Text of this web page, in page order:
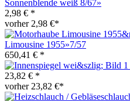
Sonnenblende weiß 8/67»
2,98 € *
vorher 2,98 €*
Limousine 1955»7/57
650,41 € *
23,82 € *
vorher 23,82 €*